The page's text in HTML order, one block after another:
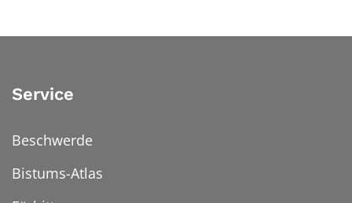
Service
Beschwerde
Bistums-Atlas